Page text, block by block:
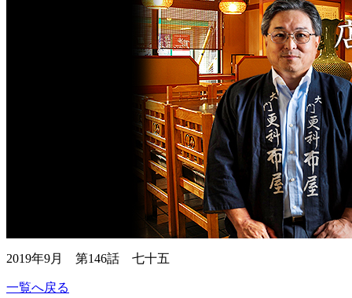
2019年9月 第146話 七十五
一覧へ戻る